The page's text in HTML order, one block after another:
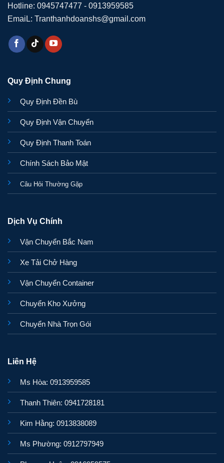
Hotline: 0945747477 - 0913959585
EmaiL: Tranthanhdoanshs@gmail.com
Quy Định Chung
Quy Định Đền Bù
Quy Định Vận Chuyển
Quy Định Thanh Toán
Chính Sách Bảo Mật
Câu Hỏi Thường Gặp
Dịch Vụ Chính
Vận Chuyển Bắc Nam
Xe Tải Chở Hàng
Vận Chuyển Container
Chuyển Kho Xưởng
Chuyển Nhà Trọn Gói
Liên Hệ
Ms Hòa: 0913959585
Thanh Thiên: 0941728181
Kim Hằng: 0913838089
Ms Phường: 0912797949